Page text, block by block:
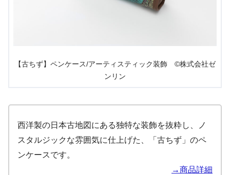
【古ちず】ペンケース/アーティスティック装飾 ©株式会社ゼ
ンリン
西洋製の日本古地図にある独特な装飾を抜粋し、ノ
スタルジックな雰囲気に仕上げた、「古ちず」のペ
ンケースです。
→商品詳細